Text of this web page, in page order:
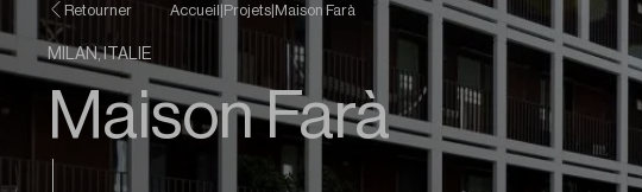
Retourner Accueil Projets Maison Farà
MILAN, ITALIE
Maison Farà